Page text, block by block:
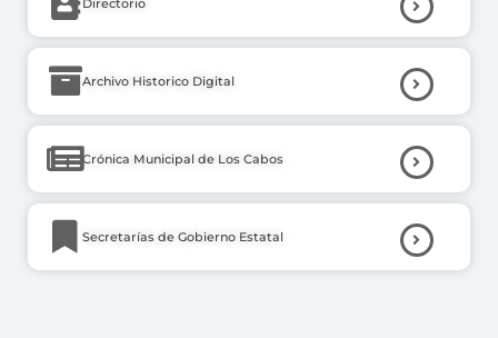
Directorio
Archivo Historico Digital
Crónica Municipal de Los Cabos
Secretarías de Gobierno Estatal